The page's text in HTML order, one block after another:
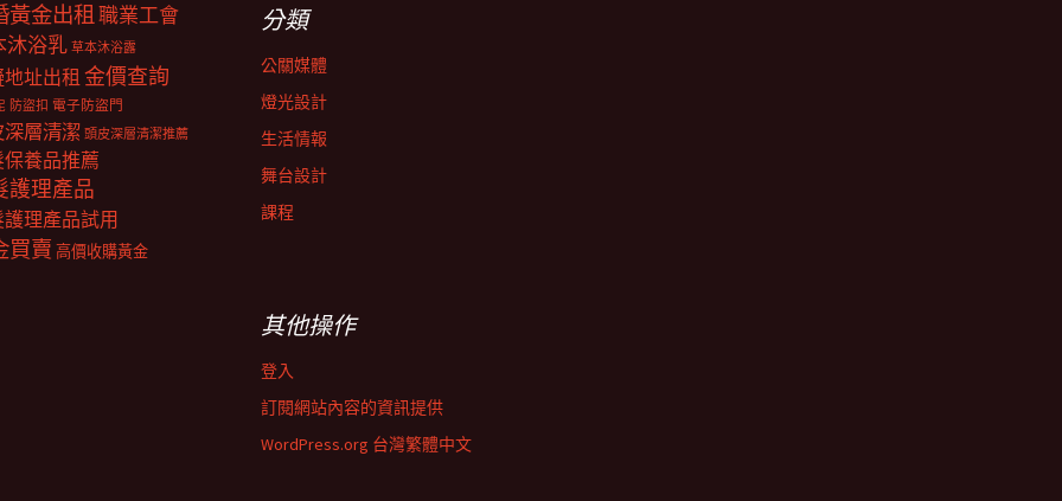
黃金出租職業工會
沐浴乳 草本沐浴露
址出租 金價查詢
防盜扣 電子防盜門
深層清潔 頭皮深層清潔推薦
養品推薦
護理產品
理產品試用
買賣 高價收購黃金
分類
公關媒體
燈光設計
生活情報
舞台設計
課程
其他操作
登入
訂閱網站內容的資訊提供
WordPress.org 台灣繁體中文